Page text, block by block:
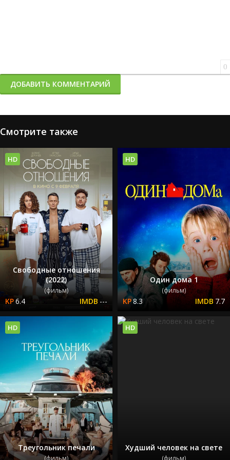
0
ДОБАВИТЬ КОММЕНТАРИЙ
Смотрите также
Свободные отношения
(2022)
(фильм)
6.4 ---
HD
Один дома 1
(фильм)
8.3 7.7
HD
Треугольник печали
(фильм)
HD
Худший человек на свете
(фильм)
HD